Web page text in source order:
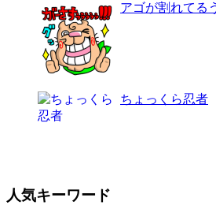
アゴが割れてる
ちょっくら忍者
人気キーワード